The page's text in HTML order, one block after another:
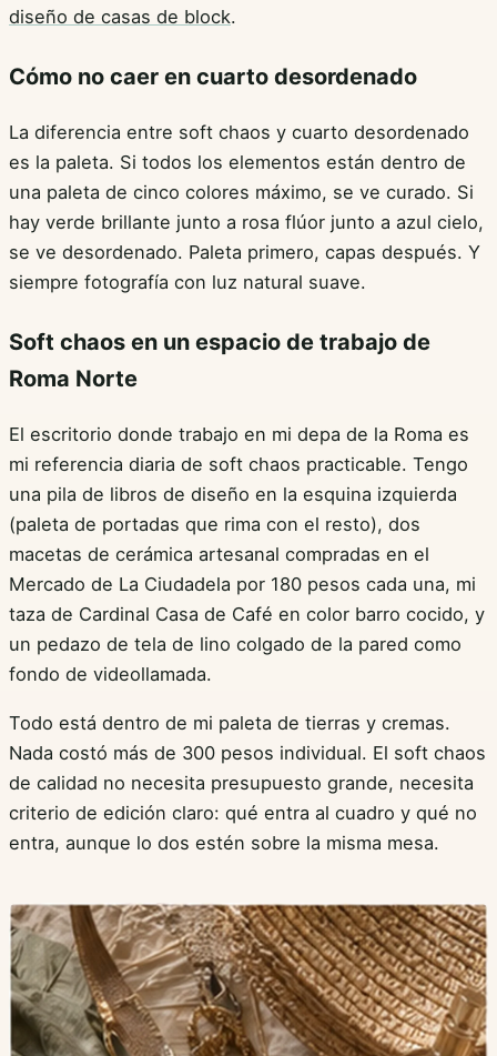
diseño de casas de block.
Cómo no caer en cuarto desordenado
La diferencia entre soft chaos y cuarto desordenado
es la paleta. Si todos los elementos están dentro de
una paleta de cinco colores máximo, se ve curado. Si
hay verde brillante junto a rosa flúor junto a azul cielo,
se ve desordenado. Paleta primero, capas después. Y
siempre fotografía con luz natural suave.
Soft chaos en un espacio de trabajo de
Roma Norte
El escritorio donde trabajo en mi depa de la Roma es
mi referencia diaria de soft chaos practicable. Tengo
una pila de libros de diseño en la esquina izquierda
(paleta de portadas que rima con el resto), dos
macetas de cerámica artesanal compradas en el
Mercado de La Ciudadela por 180 pesos cada una, mi
taza de Cardinal Casa de Café en color barro cocido, y
un pedazo de tela de lino colgado de la pared como
fondo de videollamada.
Todo está dentro de mi paleta de tierras y cremas.
Nada costó más de 300 pesos individual. El soft chaos
de calidad no necesita presupuesto grande, necesita
criterio de edición claro: qué entra al cuadro y qué no
entra, aunque lo dos estén sobre la misma mesa.